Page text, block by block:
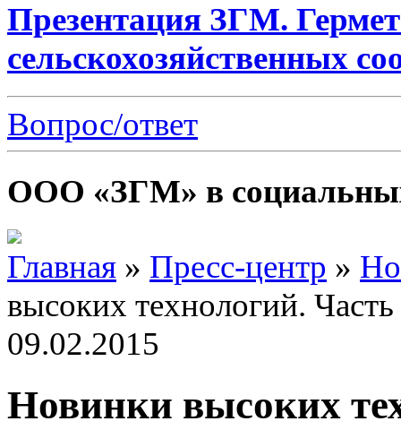
Презентация ЗГМ.
сельскохозяйственных
Вопрос/ответ
ООО «ЗГМ» в
Главная » Пресс-центр »
высоких технологий.
09.02.2015
Новинки высоких